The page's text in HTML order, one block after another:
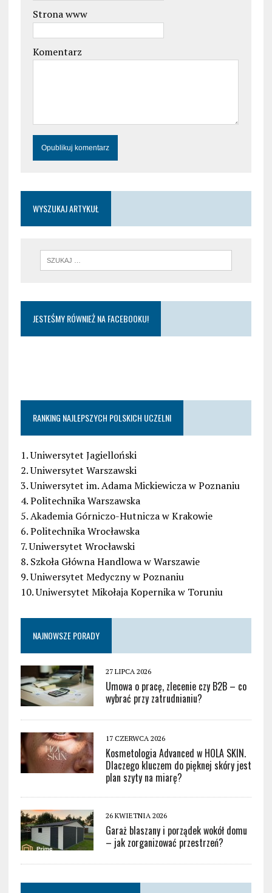
Strona www
Komentarz
WYSZUKAJ ARTYKUŁ
JESTEŚMY RÓWNIEŻ NA FACEBOOKU!
RANKING NAJLEPSZYCH POLSKICH UCZELNI
1. Uniwersytet Jagielloński
2. Uniwersytet Warszawski
3. Uniwersytet im. Adama Mickiewicza w Poznaniu
4. Politechnika Warszawska
5. Akademia Górniczo-Hutnicza w Krakowie
6. Politechnika Wrocławska
7. Uniwersytet Wrocławski
8. Szkoła Główna Handlowa w Warszawie
9. Uniwersytet Medyczny w Poznaniu
10. Uniwersytet Mikołaja Kopernika w Toruniu
NAJNOWSZE PORADY
27 LIPCA 2026
Umowa o pracę, zlecenie czy B2B – co
wybrać przy zatrudnianiu?
17 CZERWCA 2026
Kosmetologia Advanced w HOLA SKIN.
Dlaczego kluczem do pięknej skóry jest
plan szyty na miarę?
26 KWIETNIA 2026
Garaż blaszany i porządek wokół domu
– jak zorganizować przestrzeń?